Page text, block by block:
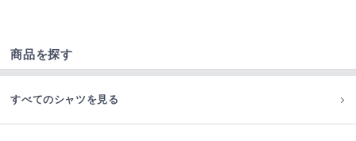
商品を探す
すべてのシャツを見る